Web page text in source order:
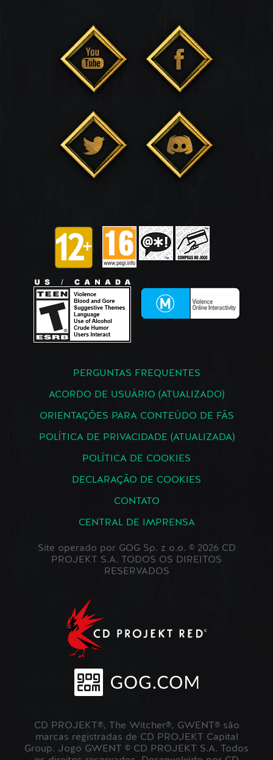
PERGUNTAS FREQUENTES
ACORDO DE USUÁRIO (ATUALIZADO)
ORIENTAÇÕES PARA CONTEÚDO DE FÃS
POLÍTICA DE PRIVACIDADE (ATUALIZADA)
POLÍTICA DE COOKIES
DECLARAÇÃO DE COOKIES
CONTATO
CENTRAL DE IMPRENSA
Site operado por GOG Sp. z o.o. © 2026 CD
PROJEKT S.A. TODOS OS DIREITOS
RESERVADOS
CD PROJEKT®, The Witcher®, GWENT® são
marcas registradas de CD PROJEKT Capital
Group. Jogo GWENT © CD PROJEKT S.A. Todos